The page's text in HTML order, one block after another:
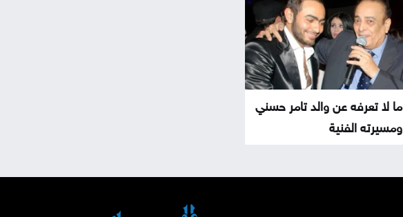
ما لا تعرفه عن والد تامر حسني
ومسيرته الفنية